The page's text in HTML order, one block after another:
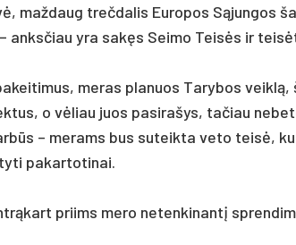
maž­daug treč­da­lis Eu­ro­pos Sąjun­gos
anks­čiau yra sakęs Sei­mo Teisės ir
me­ras pla­nuos Ta­ry­bos
o vėliau juos pa­si­ra­šys, ta­čiau
– me­rams bus su­teik­ta ve­to teisė,
pa­kar­to­ti­nai.
priims me­ro ne­ten­ki­nantį